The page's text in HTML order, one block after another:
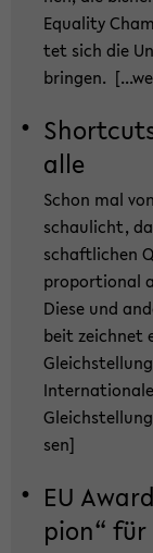
Equa­li­ty
tet sich die
brin­gen.
alle
Schon mal
schau­licht,
schaft­li­chen
pro­por­tio­nal
Diese und
beit zeich­net
sen]
EU
pion“